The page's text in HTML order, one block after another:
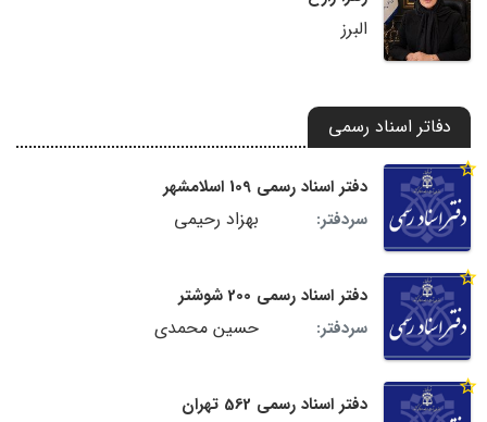
البرز
دفاتر اسناد رسمی
دفتر اسناد رسمی 109 اسلامشهر
سردفتر:
بهزاد رحیمی
دفتر اسناد رسمی 200 شوشتر
سردفتر:
حسین محمدی
دفتر اسناد رسمی 562 تهران